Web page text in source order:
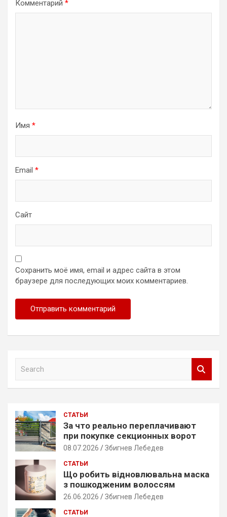
Комментарий *
Имя *
Email *
Сайт
Сохранить моё имя, email и адрес сайта в этом
браузере для последующих моих комментариев.
h
СТАТЬИ
За что реально переплачивают
при покупке секционных ворот
08.07.2026 Збигнев Лебедев
СТАТЬИ
Що робить відновлювальна маска
з пошкодженим волоссям
26.06.2026 Збигнев Лебедев
СТАТЬИ